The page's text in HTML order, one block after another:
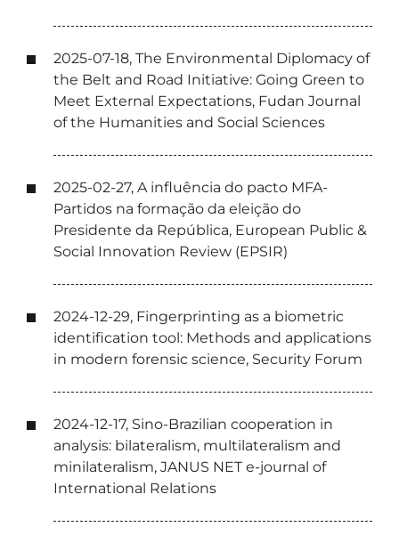
2025-07-18, The Environmental Diplomacy of
the Belt and Road Initiative: Going Green to
Meet External Expectations, Fudan Journal
of the Humanities and Social Sciences
2025-02-27, A influência do pacto MFA-
Partidos na formação da eleição do
Presidente da República, European Public &
Social Innovation Review (EPSIR)
2024-12-29, Fingerprinting as a biometric
identification tool: Methods and applications
in modern forensic science, Security Forum
2024-12-17, Sino-Brazilian cooperation in
analysis: bilateralism, multilateralism and
minilateralism, JANUS NET e-journal of
International Relations